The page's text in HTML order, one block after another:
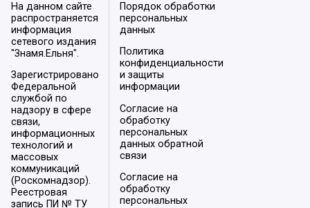
На данном сайте
распространяется
информация
сетевого издания
"Знамя.Ельня".
Зарегистрировано
Федеральной
службой по
надзору в сфере
связи,
информационных
технологий и
массовых
коммуникаций
(Роскомнадзор).
Реестровая
запись ПИ № ТУ
Порядок обработки
персональных
данных
Политика
конфиденциальности
и защиты
информации
Согласие на
обработку
персональных
данных обратной
связи
Согласие на
обработку
персональных